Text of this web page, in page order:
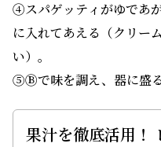
④スパゲッティがゆであ
に入れてあえる（クリー
い）。
⑤Ⓑで味を調え、器に盛る
果汁を徹底活用！